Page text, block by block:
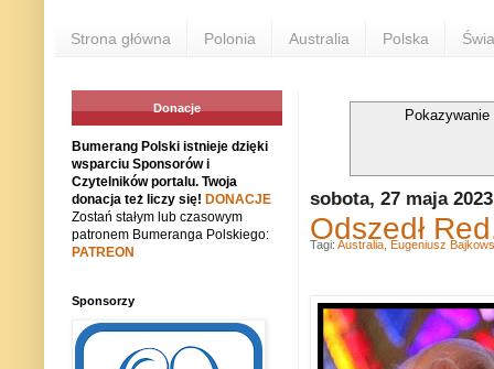
Strona główna Polonia Australia Polska
sobota, 27 maja 2023
Odszedł
Tagi: Australia Eugeniusz
Donacje
Bumerang Polski istnieje dzięki
wsparciu Sponsorów i
Czytelników portalu. Twoja
donacja też liczy się! DONACJE
Zostań stałym lub czasowym
patronem Bumeranga Polskiego:
PATREON
Sponsorzy